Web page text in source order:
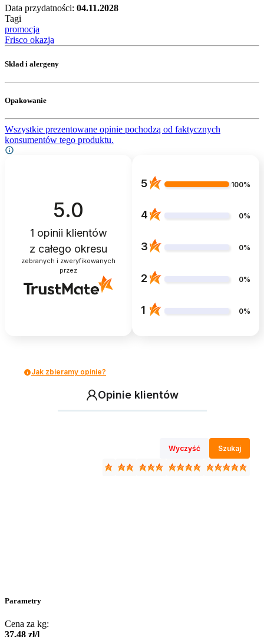
Data przydatności: 04.11.2028
Tagi
promocja
Frisco okazja
Skład i alergeny
Opakowanie
Wszystkie prezentowane opinie pochodzą od faktycznych
konsumentów tego produktu.
5.0
1 opinii klientów
z całego okresu
zebranych i zweryfikowanych
przez
5 100%
4 0%
3 0%
2 0%
1 0%
Jak zbieramy opinie?
Opinie klientów
Wyczyść Szukaj
Parametry
Cena za kg:
37,48 zł/l